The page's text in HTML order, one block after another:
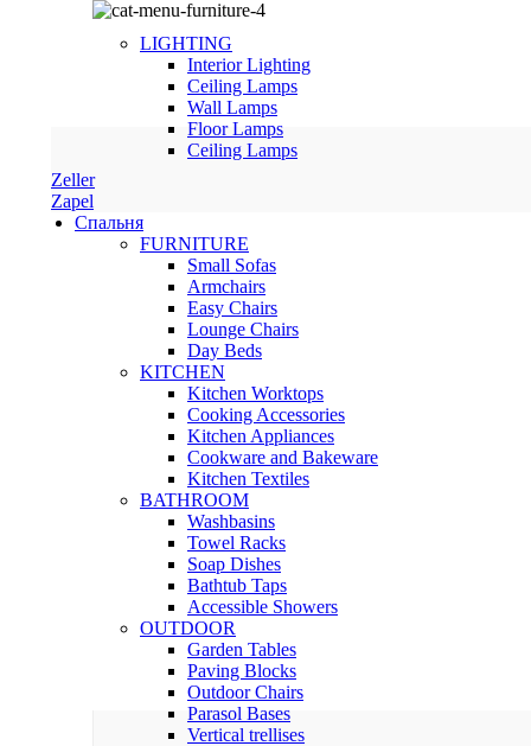
LIGHTING
Interior Lighting
Ceiling Lamps
Wall Lamps
Floor Lamps
Ceiling Lamps
Zeller
Zapel
Спальня
FURNITURE
Small Sofas
Armchairs
Easy Chairs
Lounge Chairs
Day Beds
KITCHEN
Kitchen Worktops
Cooking Accessories
Kitchen Appliances
Cookware and Bakeware
Kitchen Textiles
BATHROOM
Washbasins
Towel Racks
Soap Dishes
Bathtub Taps
Accessible Showers
OUTDOOR
Garden Tables
Paving Blocks
Outdoor Chairs
Parasol Bases
Vertical trellises